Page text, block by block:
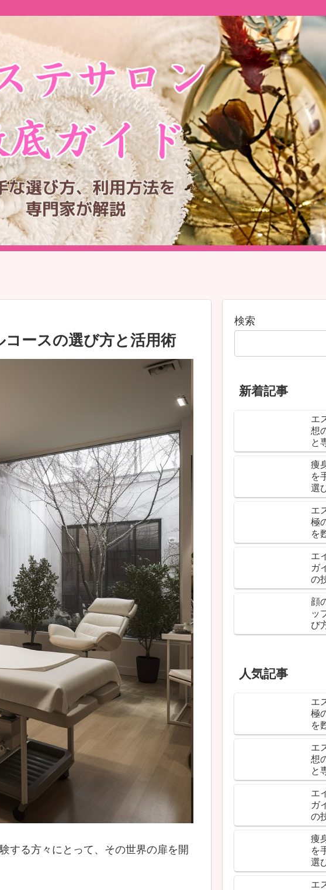
ースの選び方と活用術
する方々にとって、その世界の扉を開
検索
新着記事
エ
想
と
痩
を
選
エ
極
を
エ
ガ
の
顔
ッ
び
人気記事
エ
極
を
エ
想
と
エ
ガ
の
痩
を
選
エ